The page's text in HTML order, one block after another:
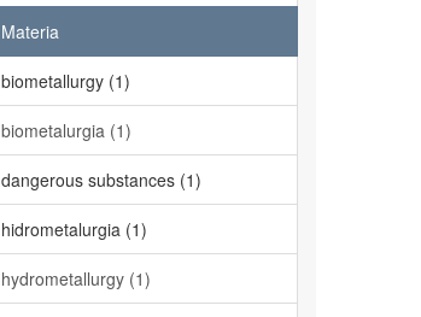
Materia
biometallurgy (1)
biometalurgia (1)
dangerous substances (1)
hidrometalurgia (1)
hydrometallurgy (1)